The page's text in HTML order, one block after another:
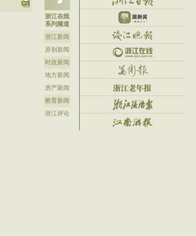
浙江在线
系列频道
浙江新闻
原创新闻
时政新闻
地方新闻
房产新闻
教育新闻
浙江评论